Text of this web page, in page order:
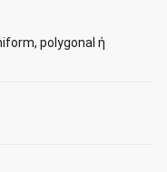
polygonal ή